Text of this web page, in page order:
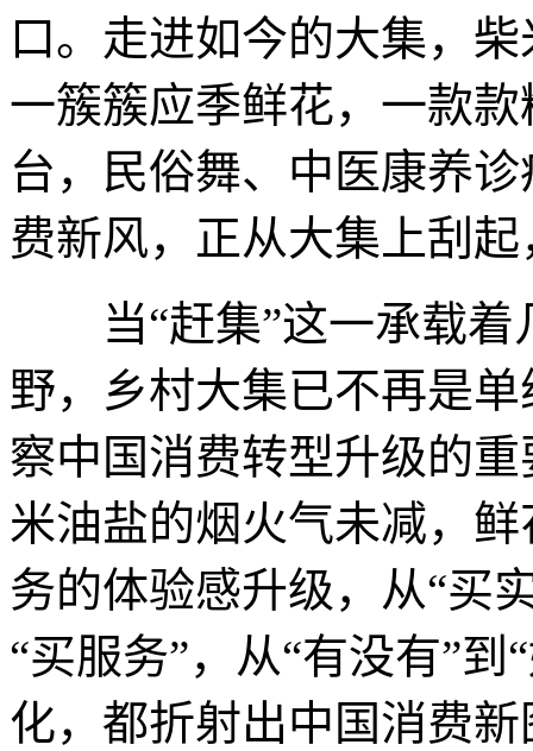
口。走进如今的大集，
一簇簇应季鲜花，一款
台，民俗舞、中医康养
费新风，正从大集上刮
当“赶集”这一承载着
野，乡村大集已不再是
察中国消费转型升级的
米油盐的烟火气未减，
务的体验感升级，从“买
“买服务”，从“有没有”
化，都折射出中国消费